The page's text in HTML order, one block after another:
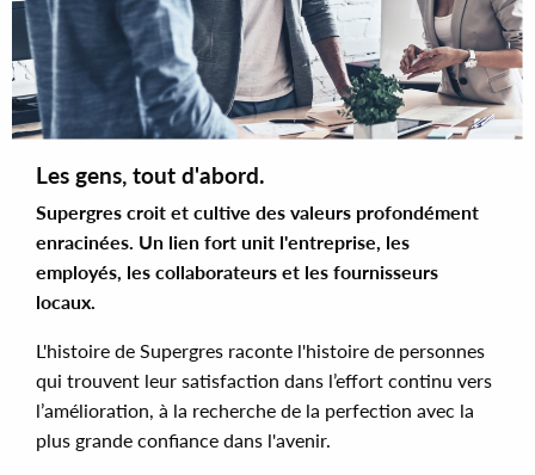
Les gens, tout d'abord.
Supergres croit et cultive des valeurs profondément
enracinées. Un lien fort unit l'entreprise, les
employés, les collaborateurs et les fournisseurs
locaux.
L'histoire de Supergres raconte l'histoire de personnes
qui trouvent leur satisfaction dans l’effort continu vers
l’amélioration, à la recherche de la perfection avec la
plus grande confiance dans l'avenir.